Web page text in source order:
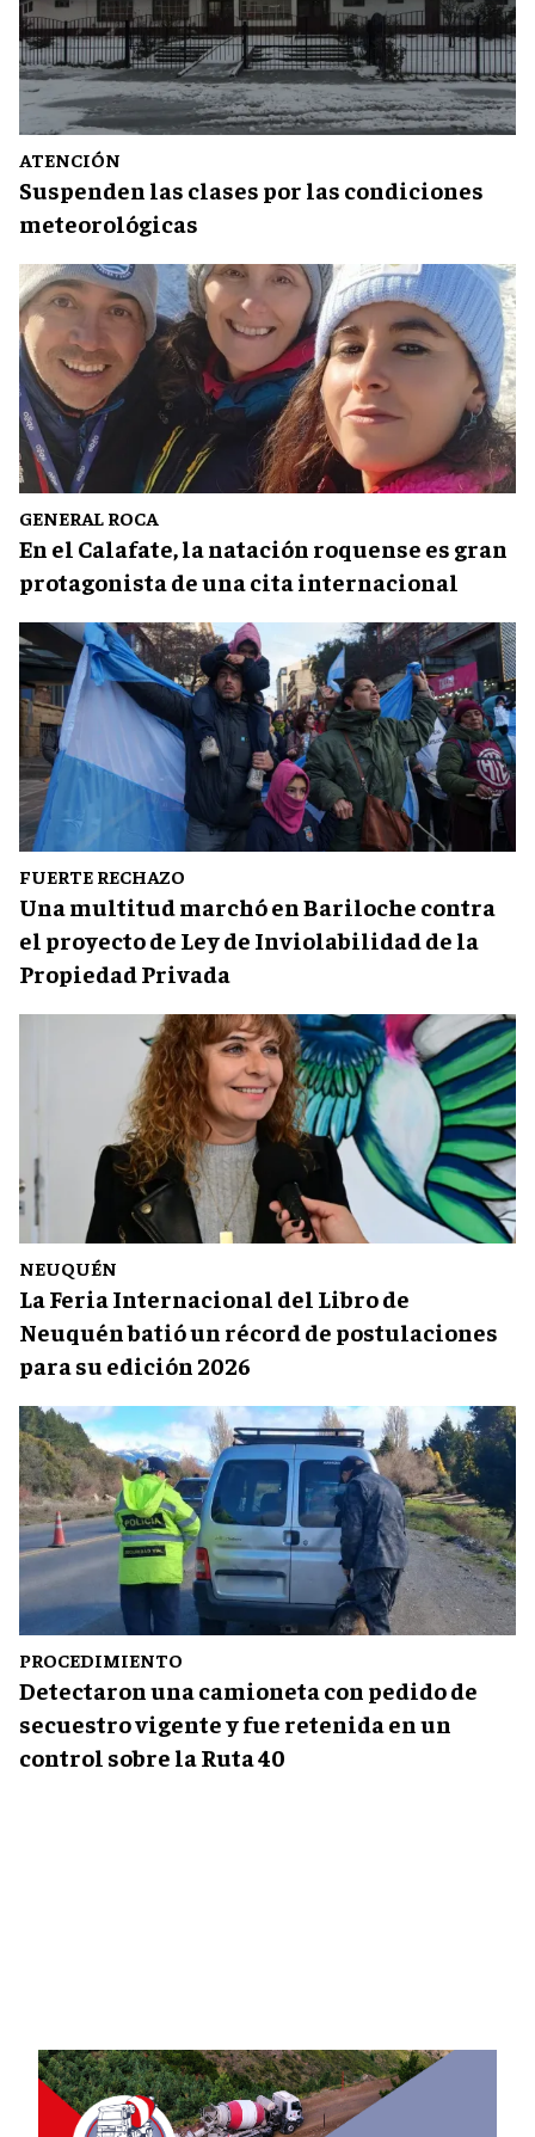
ATENCIÓN
Suspenden las clases por las condiciones
meteorológicas
GENERAL ROCA
En el Calafate, la natación roquense es gran
protagonista de una cita internacional
FUERTE RECHAZO
Una multitud marchó en Bariloche contra
el proyecto de Ley de Inviolabilidad de la
Propiedad Privada
NEUQUÉN
La Feria Internacional del Libro de
Neuquén batió un récord de postulaciones
para su edición 2026
PROCEDIMIENTO
Detectaron una camioneta con pedido de
secuestro vigente y fue retenida en un
control sobre la Ruta 40